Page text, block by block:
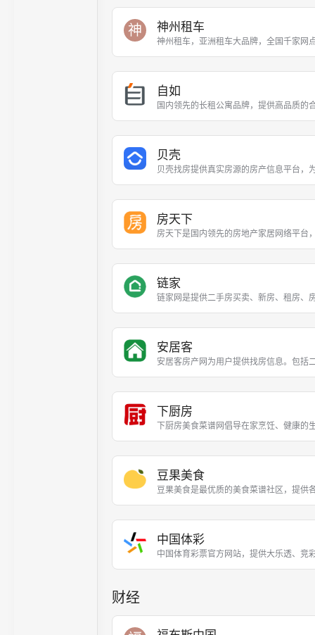
神 神州租车
神州租车，亚洲租车大品牌，全国千家网
自如
国内领先的长租公寓品牌，提供高品质的
贝壳
贝壳找房提供真实房源的房产信息平台，
房天下
房天下是国内领先的房地产家居网络平台
链家
链家网是提供二手房买卖、新房、租房、
安居客
安居客房产网为用户提供找房信息。包括
下厨房
下厨房美食菜谱网倡导在家烹饪、健康的
豆果美食
豆果美食是最优质的美食菜谱社区，提供
中国体彩
中国体育彩票官方网站，提供大乐透、竞
财经